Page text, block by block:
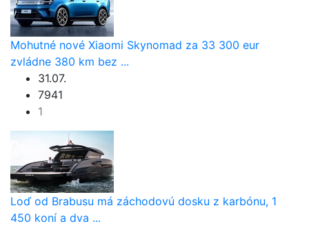
Mohutné nové Xiaomi Skynomad za 33 300 eur
zvládne 380 km bez ...
31.07.
7941
1
Loď od Brabusu má záchodovú dosku z karbónu, 1
450 koní a dva ...